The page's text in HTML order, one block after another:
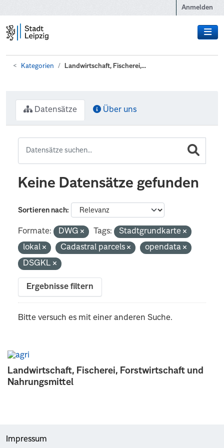
Anmelden
Kategorien Landwirtschaft, Fischerei,...
Landwirtschaft, Fischerei, Forstwirtschaft und
Nahrungsmittel
Datensätze Über uns
Keine Datensätze gefunden
Sortieren nach
Formate: DWG Tags:
Stadtgrundkarte
lokal
Cadastral parcels
opendata
DSGKL
Ergebnisse filtern
Bitte versuch es mit einer anderen Suche.
Impressum